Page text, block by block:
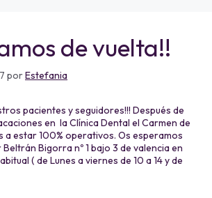
de vuelta!!
porEstefania
pacientes y seguidores!!! Después de
en la Clínica Dental el Carmen de
a estar 100% operativos. Os esperamos
Bigorra nº 1 bajo 3 de valencia en
( de Lunes a viernes de 10 a 14 y de